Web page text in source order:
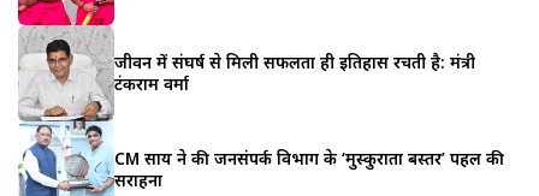
जीवन में संघर्ष से मिली सफलता ही इतिहास रचती है: मंत्री
टंकराम वर्मा
CM साय ने की जनसंपर्क विभाग के ‘मुस्कुराता बस्तर’ पहल की
सराहना